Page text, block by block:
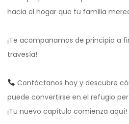
hacia el hogar que tu familia
¡Te acompañamos de principio a
travesía!
Contáctanos hoy y descubre
puede convertirse en el refugio
¡Tu nuevo capítulo comienza aquí!